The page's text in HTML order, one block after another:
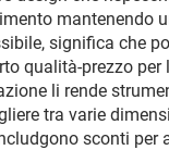
mantenendo
significa che
qualità-prezzo
li rende
tra varie
sconti